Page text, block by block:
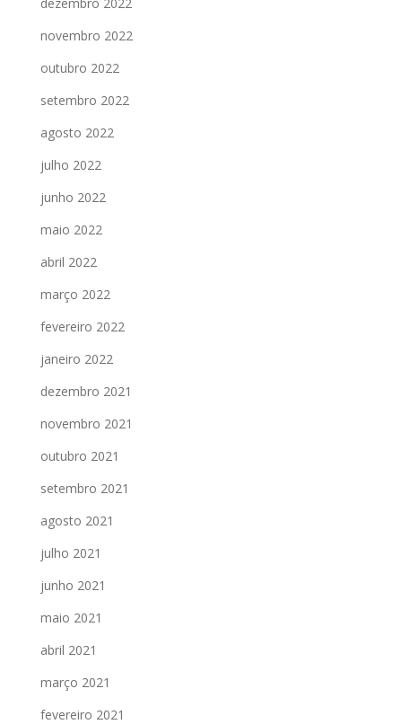
novembro 2022
outubro 2022
setembro 2022
agosto 2022
julho 2022
junho 2022
maio 2022
abril 2022
março 2022
fevereiro 2022
janeiro 2022
dezembro 2021
novembro 2021
outubro 2021
setembro 2021
agosto 2021
julho 2021
junho 2021
maio 2021
abril 2021
março 2021
fevereiro 2021